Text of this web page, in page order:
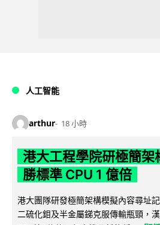
人工智能
arthur 18 小時
港大工程學院研極簡架
勝標準 CPU 1 億倍
港大團隊研發極簡架構模擬內容尋址
二硫化鉬及半金屬銻克服傳輸瓶頸，